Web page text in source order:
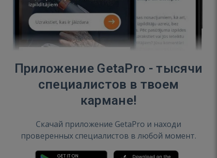
Приложение GetaPro - тысячи
специалистов в твоем
кармане!
Скачай приложение GetaPro и находи
проверенных специалистов в любой момент.